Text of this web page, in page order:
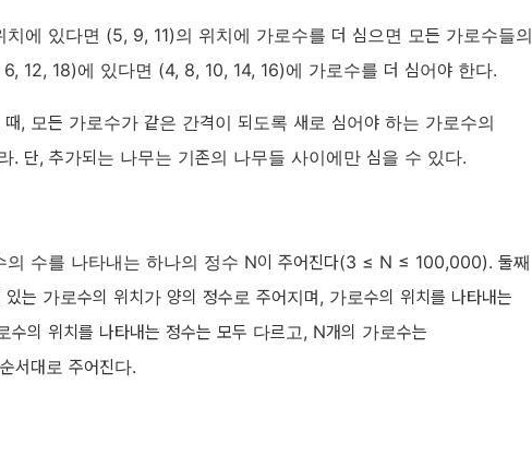
에 있다면 (5, 9, 11)의 위치에 가로수를 더 심으면 모든 가로수들의
12, 18)에 있다면 (4, 8, 10, 14, 16)에 가로수를 더 심어야 한다.
, 모든 가로수가 같은 간격이 되도록 새로 심어야 하는 가로수의
. 단, 추가되는 나무는 기존의 나무들 사이에만 심을 수 있다.
수를 나타내는 하나의 정수 N이 주어진다(3 ≤ N ≤ 100,000). 둘째
는 가로수의 위치가 양의 정수로 주어지며, 가로수의 위치를 나타내는
의 위치를 나타내는 정수는 모두 다르고, N개의 가로수는
서대로 주어진다.